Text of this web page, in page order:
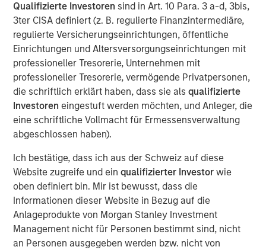
Qualifizierte Investoren sind in Art. 10 Para. 3 a-d, 3bis,
3ter CISA definiert (z. B. regulierte Finanzintermediäre,
regulierte Versicherungseinrichtungen, öffentliche
Einrichtungen und Altersversorgungseinrichtungen mit
professioneller Tresorerie, Unternehmen mit
professioneller Tresorerie, vermögende Privatpersonen,
die schriftlich erklärt haben, dass sie alsqualifizierte
Investoren eingestuft werden möchten, und Anleger, die
eine schriftliche Vollmacht für Ermessensverwaltung
abgeschlossen haben).
Ich bestätige, dass ich aus der Schweiz auf diese
Website zugreife und ein qualifizierter Investor wie
oben definiert bin. Mir ist bewusst, dass die
Informationen dieser Website in Bezug auf die
Anlageprodukte von Morgan Stanley Investment
Management nicht für Personen bestimmt sind, nicht
an Personen ausgegeben werden bzw. nicht von
If successful, these advances in stem cell based
CAR-T cell therapy could boost adoption and expand
the addressable market for CAR-T therapies into
earlier line therapies and even into solid tumors
while reducing the financial burden of the treatment
and improving its safety
Click on the PDF to read the full report.
PDF herunterladen
Counterpoint Global
Counterpoint Global’s culture fosters collaboration,
creativity, continued development and differentiated
thinking.